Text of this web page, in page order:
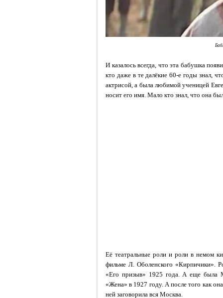
И казалось всегда, что эта бабушка
кто даже в те далёкие 60-е годы знал,
актрисой, а была любимой ученицей
носит его имя. Мало кто знал, что она
Её театральные роли и роли в немом
фильме Л. Оболенского «Кирпичики».
«Его призыв» 1925 года. А еще была
«Жена» в 1927 году. А после того как
ней заговорила вся Москва.